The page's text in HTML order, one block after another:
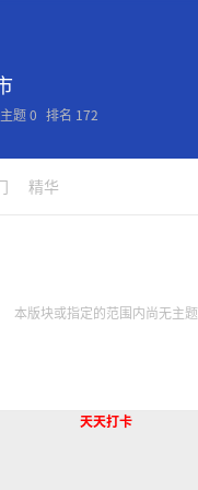
主题0 排名 172
精华
本版块或指定的范围内尚无主题
天天打卡